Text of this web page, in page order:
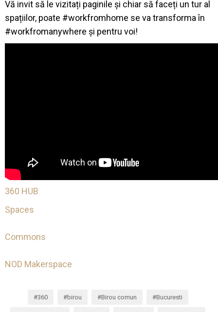
Vă invit să le vizitați paginile și chiar să faceți un tur al
spațiilor, poate #workfromhome se va transforma în
#workfromanywhere și pentru voi!
360 HUB
Spaces
Commons
NOD Makerspace
360 birou Birou comun Bucuresti